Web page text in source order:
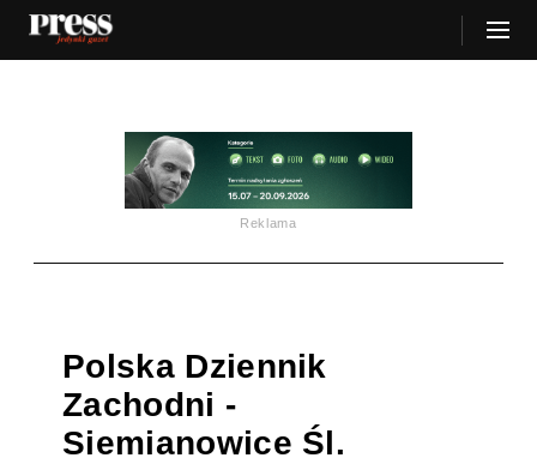
Reklama
Polska Dziennik
Zachodni -
Siemianowice Śl.